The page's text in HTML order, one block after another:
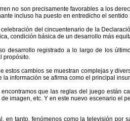
no son precisamente favorables a los
incluso ha puesto en entredicho el
celebración del cincuentenario de la
condición básica de un desarrollo más
desarrollo registrado a lo largo de los
propósito.
estos cambios se muestran complejas y
la información se afirma como el principal
que las reglas del juego están
imagen, etc. Y en este nuevo escenario el
en tanto, fenómenos como la televisión